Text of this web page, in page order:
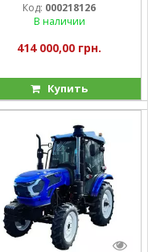
Код: 000218126
В наличии
414 000,00 грн.
Купить